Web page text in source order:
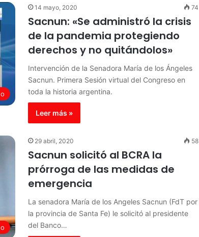
14 mayo, 2020 74
Sacnun: «Se administró la crisis
de la pandemia protegiendo
derechos y no quitándolos»
Intervención de la Senadora María de los Ángeles
Sacnun. Primera Sesión virtual del Congreso en
toda la historia argentina.
Leer más »
29 abril, 2020 58
Sacnun solicitó al BCRA la
prórroga de las medidas de
emergencia
La senadora María de los Angeles Sacnun (FdT por
la provincia de Santa Fe) le solicitó al presidente
del Banco…